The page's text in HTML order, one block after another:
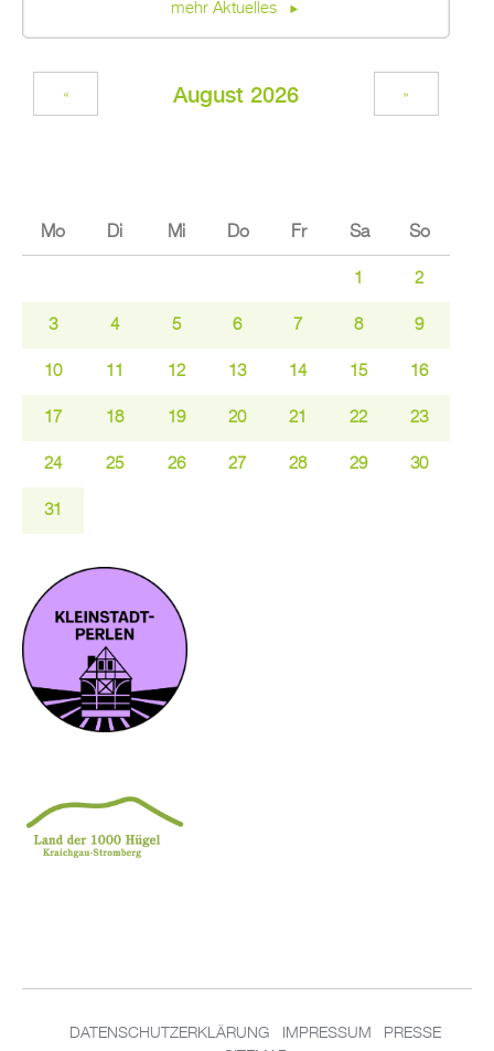
mehr Ak­tu­el­les
Au­gust 2026
« »
Mo Di Mi Do Fr Sa So
1 2
3 4 5 6 7 8 9
10 11 12 13 14 15 16
17 18 19 20 21 22 23
24 25 26 27 28 29 30
31
DA­TEN­SCHUT­Z­ER­KLÄ­RUNG IM­PRES­SUM
PRES­SE